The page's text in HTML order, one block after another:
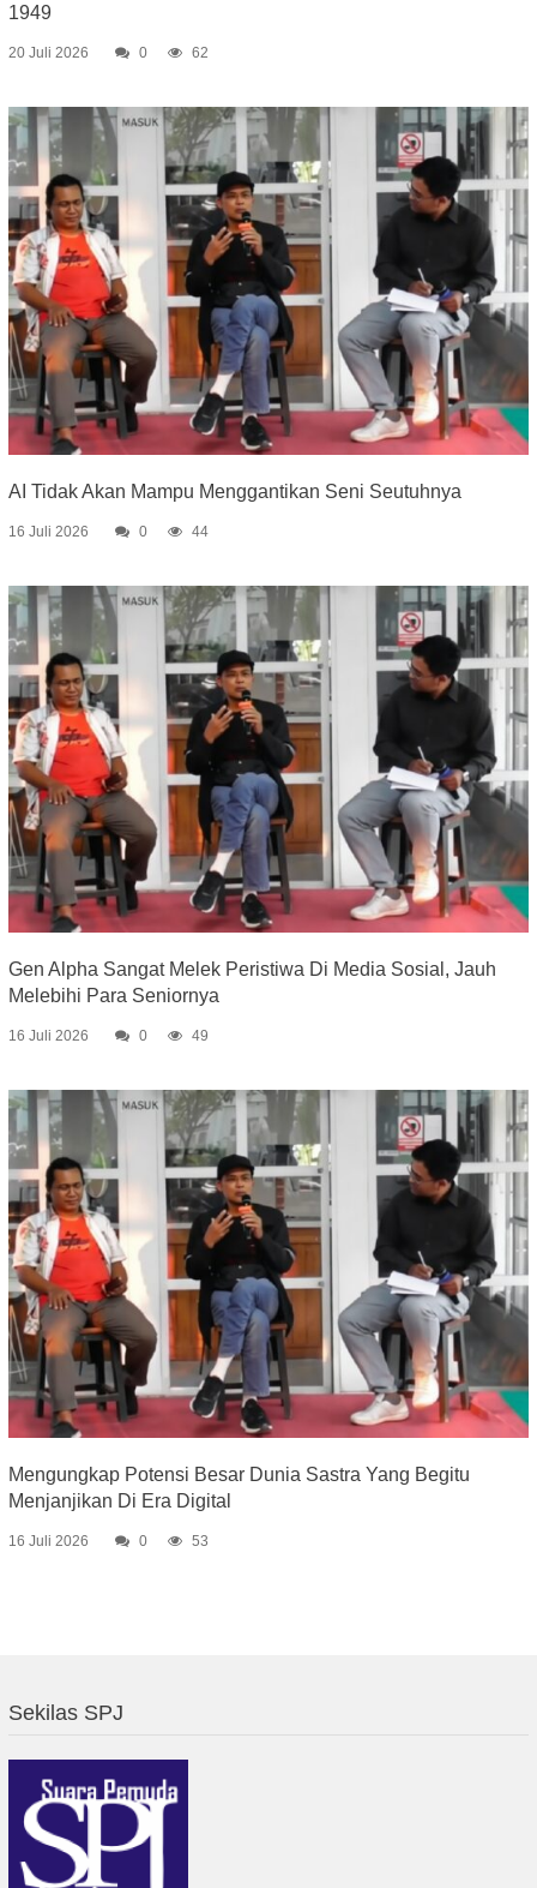
1949
20 Juli 2026 0 62
AI Tidak Akan Mampu Menggantikan Seni Seutuhnya
16 Juli 2026 0 44
Gen Alpha Sangat Melek Peristiwa Di Media Sosial, Jauh
Melebihi Para Seniornya
16 Juli 2026 0 49
Mengungkap Potensi Besar Dunia Sastra Yang Begitu
Menjanjikan Di Era Digital
16 Juli 2026 0 53
Sekilas SPJ